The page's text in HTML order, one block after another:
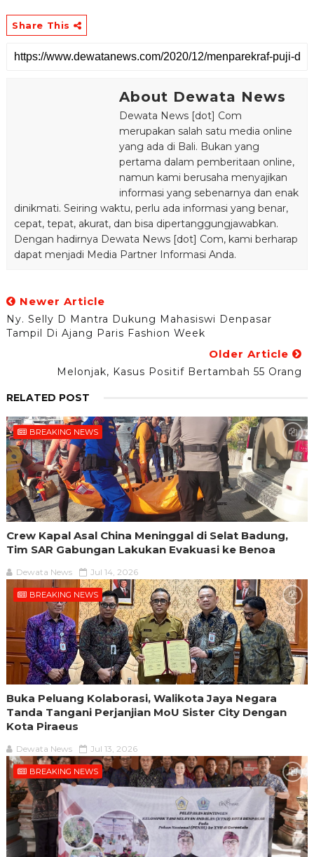
Share This
About Dewata News
Dewata News [dot] Com
merupakan salah satu media online
yang ada di Bali. Bukan yang
pertama dalam pemberitaan online,
namun kami berusaha menyajikan
informasi yang sebenarnya dan enak
dinikmati. Seiring waktu, perlu ada informasi yang benar,
cepat, tepat, akurat, dan bisa dipertanggungjawabkan.
Dengan hadirnya Dewata News [dot] Com, kami berharap
dapat menjadi Media Partner Informasi Anda.
Newer Article
Ny. Selly D Mantra Dukung Mahasiswi Denpasar
Tampil Di Ajang Paris Fashion Week
Older Article
Melonjak, Kasus Positif Bertambah 55 Orang
RELATED POST
BREAKING NEWS
Crew Kapal Asal China Meninggal di Selat Badung,
Tim SAR Gabungan Lakukan Evakuasi ke Benoa
Dewata News Jul 14, 2026
BREAKING NEWS
Buka Peluang Kolaborasi, Walikota Jaya Negara
Tanda Tangani Perjanjian MoU Sister City Dengan
Kota Piraeus
Dewata News Jul 13, 2026
BREAKING NEWS